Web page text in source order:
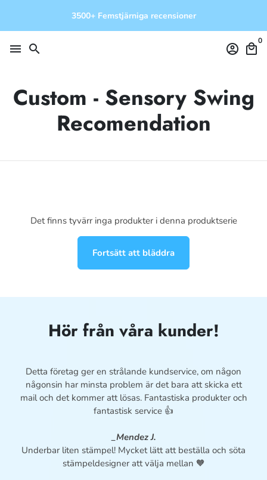
till
innehåll
3500+ Femstjärniga recensioner
menu search account_circle local_mall
0
Custom - Sensory Swing
Recomendation
Det finns tyvärr inga produkter i denna produktserie
Fortsätt att bläddra
Hör från våra kunder!
Detta företag ger en strålande kundservice, om någon
någonsin har minsta problem är det bara att skicka ett
mail och det kommer att lösas. Fantastiska produkter och
fantastisk service 👍
_Mendez J.
Underbar liten stämpel! Mycket lätt att beställa och söta
stämpeldesigner att välja mellan 🧡